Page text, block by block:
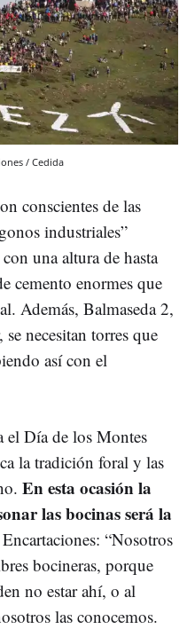
/ Cedida
conscientes de las
industriales”
una altura de hasta
cemento enormes que
Además, Balmaseda 2,
necesitan torres que
así con el
el Día de los Montes
la tradición foral y las
En esta ocasión la
las bocinas será la
“Nosotros
bocineras, porque
no estar ahí, o al
las conocemos.